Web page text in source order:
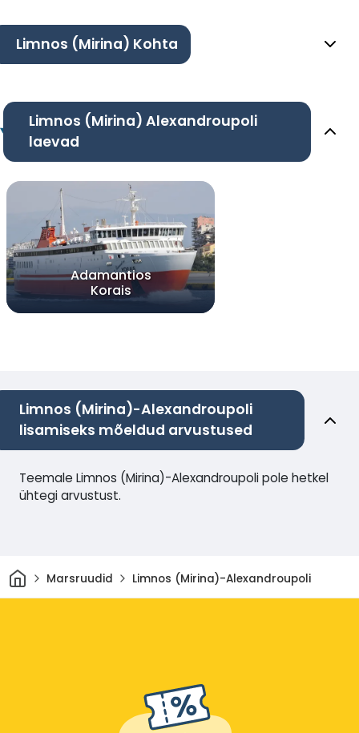
Limnos (Mirina) Kohta
Limnos (Mirina) Alexandroupoli
laevad
Adamantios
Korais
Limnos (Mirina)-Alexandroupoli
lisamiseks mõeldud arvustused
Teemale Limnos (Mirina)-Alexandroupoli pole hetkel
ühtegi arvustust.
Avaleht
Marsruudid Limnos (Mirina)-Alexandroupoli